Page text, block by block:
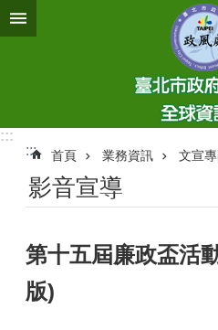
跳到主要內容區塊
:::
:::
首頁 業務資訊 文宣
影音宣導
第十五屆廉政盃活
版)